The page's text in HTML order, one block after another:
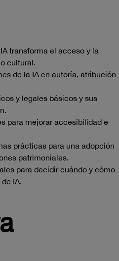
transforma el acceso y la
cultural.
de la IA en autoría, atribución
y legales básicos y sus
para mejorar accesibilidad e
prácticas para una adopción
patrimoniales.
para decidir cuándo y cómo
IA.